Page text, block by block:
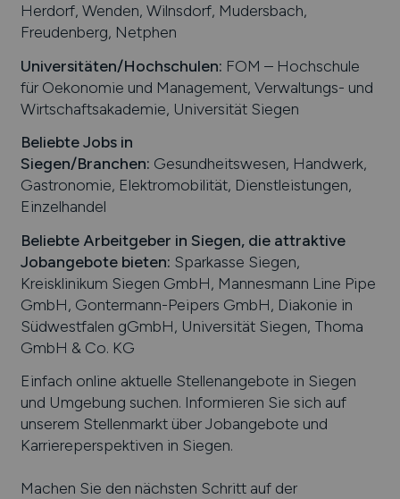
Herdorf, Wenden, Wilnsdorf, Mudersbach,
Freudenberg, Netphen
Universitäten/Hochschulen: FOM – Hochschule
für Oekonomie und Management, Verwaltungs- und
Wirtschaftsakademie, Universität Siegen
Beliebte Jobs in
Siegen/Branchen: Gesundheitswesen, Handwerk,
Gastronomie, Elektromobilität, Dienstleistungen,
Einzelhandel
Beliebte Arbeitgeber in Siegen, die attraktive
Jobangebote bieten: Sparkasse Siegen,
Kreisklinikum Siegen GmbH, Mannesmann Line Pipe
GmbH, Gontermann-Peipers GmbH, Diakonie in
Südwestfalen gGmbH, Universität Siegen, Thoma
GmbH & Co. KG
Einfach online aktuelle Stellenangebote in Siegen
und Umgebung suchen. Informieren Sie sich auf
unserem Stellenmarkt über Jobangebote und
Karriereperspektiven in Siegen.
Machen Sie den nächsten Schritt auf der